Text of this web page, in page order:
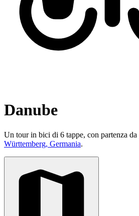
Danube
Un tour in bici di 6 tappe, con partenza da
Württemberg, Germania.